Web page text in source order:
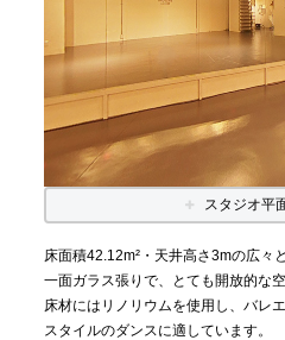
スタジオ平
床面積42.12m²・天井高さ3mの広々
一面ガラス張りで、とても開放的な
床材にはリノリウムを使用し、バレ
スタイルのダンスに適しています。